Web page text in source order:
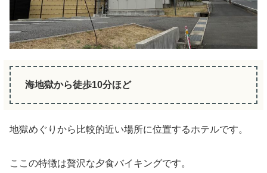
海地獄から徒歩10分ほど
地獄めぐりから比較的近い場所に位置するホテルです。
ここの特徴は贅沢な夕食バイキングです。